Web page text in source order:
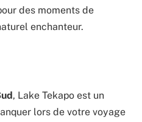
des moments de
enchanteur.
, Lake Tekapo est un
lors de votre voyage